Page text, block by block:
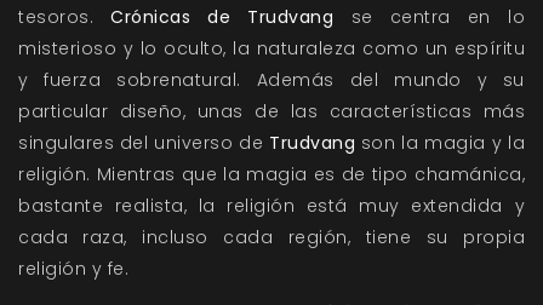
tesoros.Crónicas de Trudvang se centra en lo
misterioso y lo oculto, la naturaleza como un espíritu
y fuerza sobrenatural. Además del mundo y su
particular diseño, unas de las características más
singulares del universo de Trudvang son la magia y la
religión. Mientras que la magia es de tipo chamánica,
bastante realista, la religión está muy extendida y
cada raza, incluso cada región, tiene su propia
religión y fe.